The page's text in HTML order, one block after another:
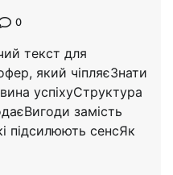
0
текст для
який чіпляєЗнати
успіхуСтруктура
замість
підсилюють сенсЯк